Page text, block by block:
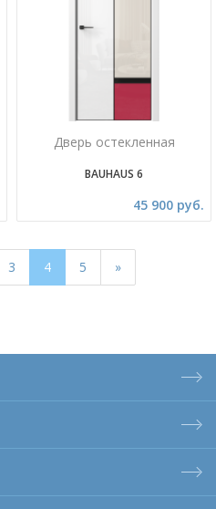
Дверь остекленная
BAUHAUS 6
45 900 руб.
3 4 5 »